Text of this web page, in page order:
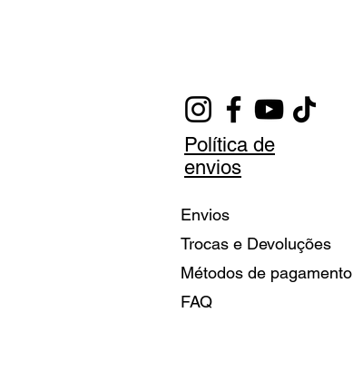
Política de
envios
Envios
Trocas e Devoluções
Métodos de pagamento
FAQ